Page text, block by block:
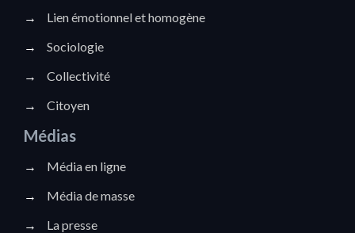
→
Lien émotionnel et homogène
→
Sociologie
→
Collectivité
→
Citoyen
Médias
→
Média en ligne
→
Média de masse
→
La presse